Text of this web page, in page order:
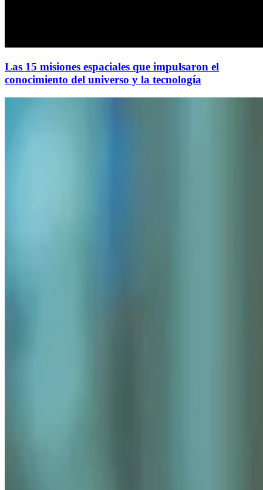
Las 15 misiones espaciales que impulsaron el
conocimiento del universo y la tecnología